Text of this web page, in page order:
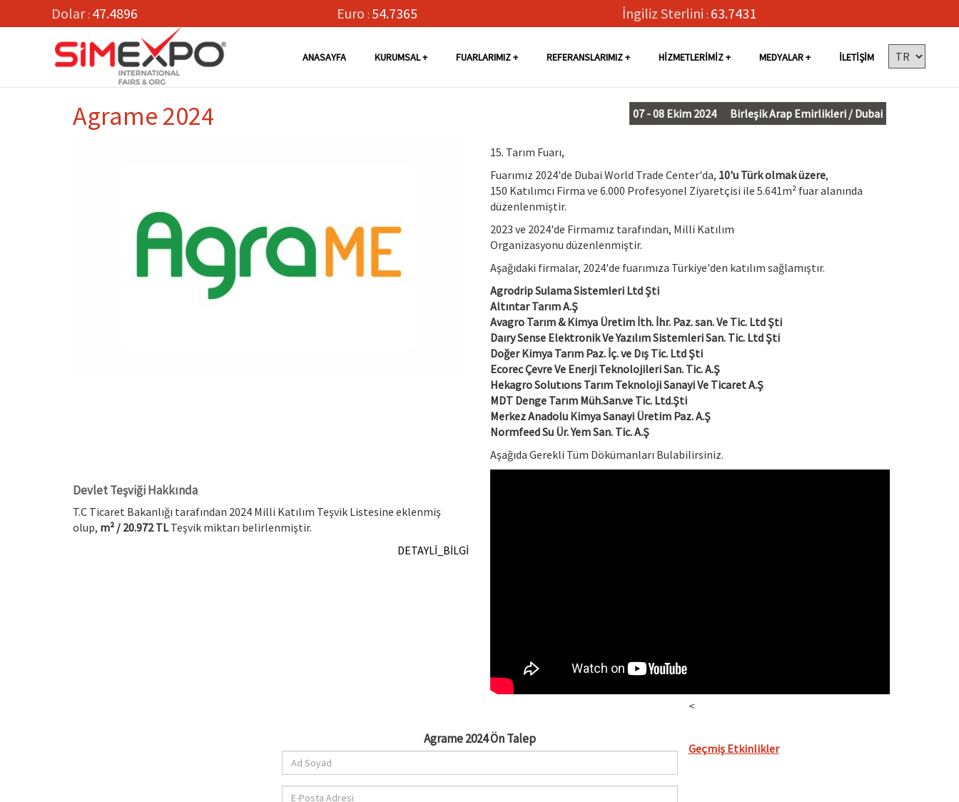
Dolar: 47.4896 Euro : 54.7365 İngiliz Sterlini : 63.7431
ANASAYFA KURUMSAL FUARLARIMIZ REFERANSLARIMIZ HIZMETLERIMIZ MEDYALAR İLETIŞIM
Agrame 2024 07 - 08 Ekim 2024 Birleşik Arap Emirlikleri / Dubai
15. Tarım Fuarı,
Fuarımız 2024'de Dubai World Trade Center'da, 10'u Türk olmak üzere,
150 Katılımcı Firma ve 6.000 Profesyonel Ziyaretçisi ile 5.641m² fuar alanında
düzenlenmiştir.
2023 ve 2024'de Firmamız tarafından, Milli Katılım
Organizasyonu düzenlenmiştir.
Aşağıdaki firmalar, 2024'de fuarımıza Türkiye'den katılım sağlamıştır.
Agrodrip Sulama Sistemleri Ltd Şti
Altıntar Tarım A.Ş
Avagro Tarım & Kimya Üretim İth. İhr. Paz. san. Ve Tic. Ltd Şti
Daıry Sense Elektronik Ve Yazılım Sistemleri San. Tic. Ltd Şti
Doğer Kimya Tarım Paz. İç. ve Dış Tic. Ltd Şti
Ecorec Çevre Ve Enerji Teknolojileri San. Tic. A.Ş
Hekagro Solutıons Tarım Teknoloji Sanayi Ve Ticaret A.Ş
MDT Denge Tarım Müh.San.ve Tic. Ltd.Şti
Merkez Anadolu Kimya Sanayi Üretim Paz. A.Ş
Normfeed Su Ür. Yem San. Tic. A.Ş
Aşağıda Gerekli Tüm Dökümanları Bulabilirsiniz.
Devlet Teşviği Hakkında
T.C Ticaret Bakanlığı tarafından 2024 Milli Katılım Teşvik Listesine eklenmiş
olup, m² / 20.972 TLTeşvik miktarı belirlenmiştir.
DETAYLİ_BİLGİ
<
Agrame 2024 Ön Talep
Geçmiş Etkinlikler